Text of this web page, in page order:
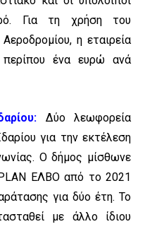
Για τη χρήση του
η εταιρεία
περίπου ένα ευρώ ανά
Δύο λεωφορεία
για την εκτέλεση
Ο δήμος μίσθωνε
ΕΛΒΟ από το 2021
για δύο έτη. Το
με άλλο ίδιου